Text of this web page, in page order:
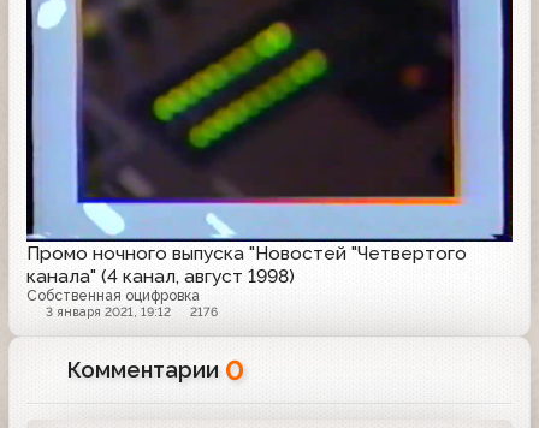
Промо ночного выпуска "Новостей "Четвертого
канала" (4 канал, август 1998)
Собственная оцифровка
3 января 2021, 19:12 2176
Комментарии 0